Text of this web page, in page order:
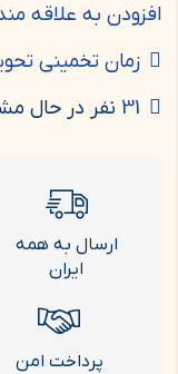
افزودن به علاقه
زمان تخمینی
31 نفر در حال
ارسال به همه
ایران
پرداخت امن